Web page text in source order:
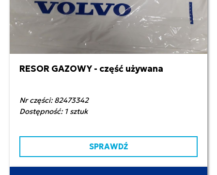
80,00 zł netto
RESOR GAZOWY - część używana
Nr części: 82473342
Dostępność: 1 sztuk
SPRAWDŹ